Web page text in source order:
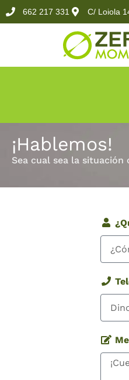
662 217 331 C/ Loiola
¡Hablemos!
Sea cual sea la